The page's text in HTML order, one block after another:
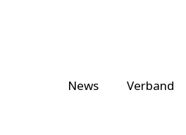
News Verband